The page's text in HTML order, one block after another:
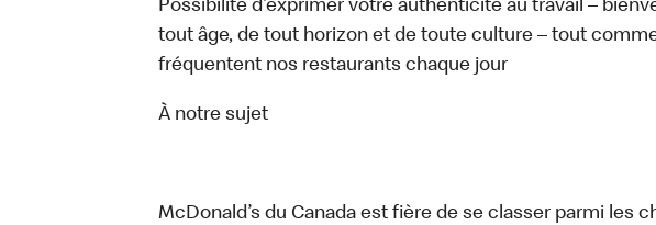
Possibilité d’exprimer votre authenticité au travail –
tout âge, de tout horizon et de toute culture – tout
fréquentent nos restaurants chaque jour
À notre sujet
McDonald’s du Canada est fière de se classer parmi les